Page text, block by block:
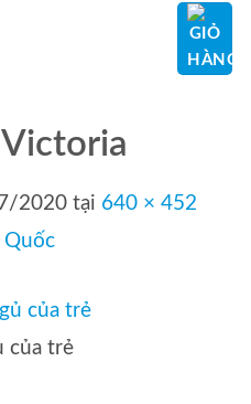
Victoria
2020 tại 640 × 452
Quốc
của trẻ